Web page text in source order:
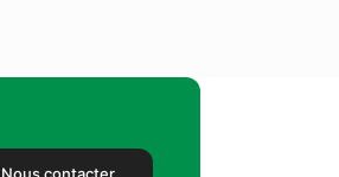
Nous contacter